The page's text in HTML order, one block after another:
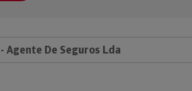
Agente De Seguros Lda